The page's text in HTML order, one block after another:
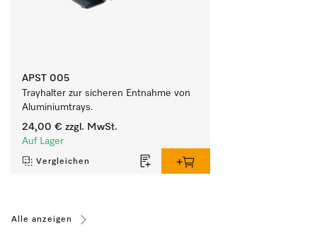
APST 005
Trayhalter zur sicheren Entnahme von
Aluminiumtrays.
24,00 € zzgl. MwSt.
Auf Lager
Vergleichen
Alle anzeigen